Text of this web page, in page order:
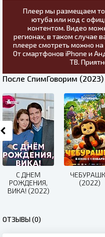
Плеер мы размещаем
ютуба или код с
контентом. Видео
регионах, в таком случае
плеере смотреть можно на
От смартфонов iPhone и
ТВ.
После СпимГоворим
С ДНЕМ
РОЖДЕНИЯ,
ВИКА! (2022)
(2022)
ОТЗЫВЫ (0)